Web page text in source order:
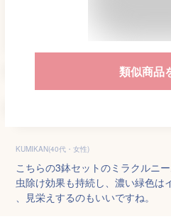
類似商品
KUMIKAN(40代・女性)
こちらの3鉢セットのミラクルニ
虫除け効果も持続し、濃い緑色は
、見栄えするのもいいですね。